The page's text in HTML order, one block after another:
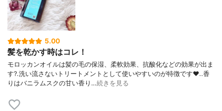
5.00
髪を乾かす時はコレ！
モロッカンオイルは髪の毛の保湿、柔軟効果、抗酸化などの効果が出ま
す?.洗い流さないトリートメントとして使いやすいのが特徴です❤️..香
りはバニラムスクの甘い香り…続きを見る